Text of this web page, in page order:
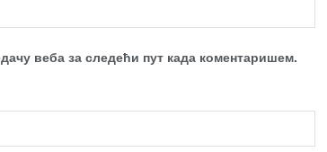
веба за следећи пут када коментаришем.